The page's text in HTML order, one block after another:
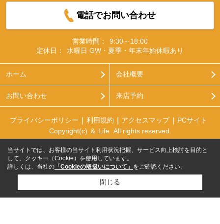
電話でお問い合わせ
営業時間：
9:30～18:00
定休日：
水曜日 GW・夏季・年末年始休暇あり
ホーム 会社概要
お問い合わせ 来店予約
プライバシーポリシー 利用規約 アクセスマップ
PCサイト
Copyright(c) ＆ Life All rights reserved.
当サイトでは、お客様の当サイト利用状況把握、サービス向上検討を目的と
して、クッキー（Cookie）を使用しています。
詳しくは、当社の 「Cookieの取扱いについて」 をご確認ください。
閉じる